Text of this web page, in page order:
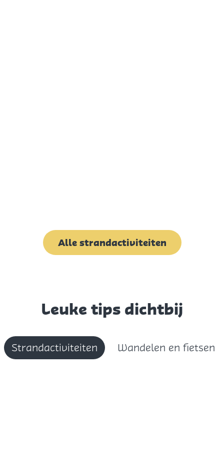
Alle strandactiviteiten
Leuke tips dichtbij
Strandactiviteiten Wandelen en fietsen